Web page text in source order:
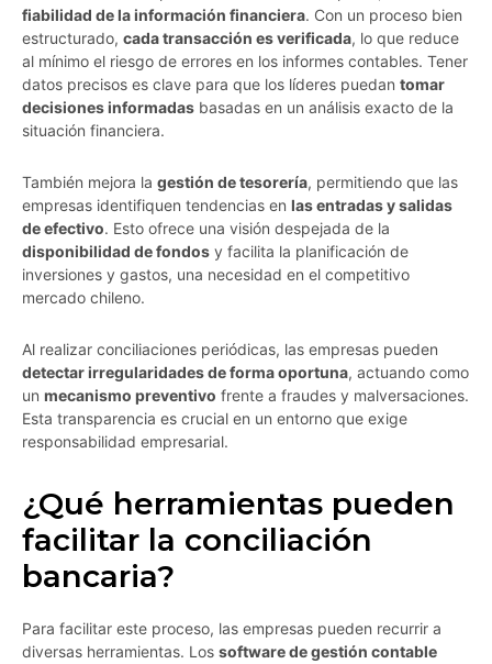
fiabilidad de la información financiera. Con un proceso bien
estructurado, cada transacción es verificada, lo que reduce
al mínimo el riesgo de errores en los informes contables. Tener
datos precisos es clave para que los líderes puedan tomar
decisiones informadas basadas en un análisis exacto de la
situación financiera.
También mejora la gestión de tesorería, permitiendo que las
empresas identifiquen tendencias en las entradas y salidas
de efectivo. Esto ofrece una visión despejada de la
disponibilidad de fondos y facilita la planificación de
inversiones y gastos, una necesidad en el competitivo
mercado chileno.
Al realizar conciliaciones periódicas, las empresas pueden
detectar irregularidades de forma oportuna, actuando como
un mecanismo preventivo frente a fraudes y malversaciones.
Esta transparencia es crucial en un entorno que exige
responsabilidad empresarial.
¿Qué herramientas pueden
facilitar la conciliación
bancaria?
Para facilitar este proceso, las empresas pueden recurrir a
diversas herramientas. Los software de gestión contable